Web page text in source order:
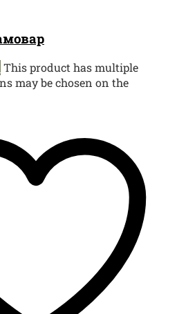
This product has multiple
may be chosen on the